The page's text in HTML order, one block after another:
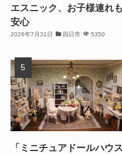
エスニック、お子様連れも
安心
2026年7月31日 四日市 5350
「ミニチュアドールハウス